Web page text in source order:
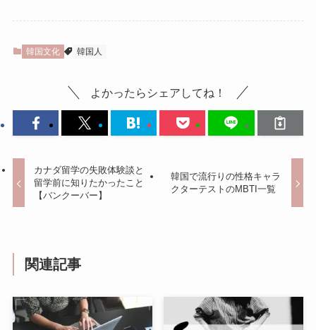
韓国文化 韓国人
よかったらシェアしてね！
カナダ留学の失敗体験談と
留学前に知りたかったこと
【バンクーバー】
韓国で流行りの性格キャラ
クターテストのMBTI一覧
関連記事